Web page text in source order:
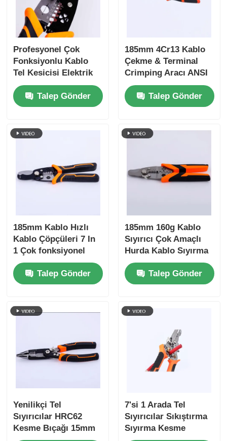
Hakkımızda
Fabrika turu
Teklif isteği
Uzun Burun Pensesi
Yan kesme çivileri
SON KESME PENSELERİ
Kombine makaslar
Fiber Optik Stripper
Profesyonel Çok
Fonksiyonlu Kablo
Tel Kesicisi Elektrik
İşleri için
Talep Gönder
185mm 4Cr13 Kablo
Çekme & Terminal
Crimping Aracı ANSI
HRC 51-55
Talep Gönder
185mm Kablo Hızlı
Kablo Çöpçüleri 7 In
1 Çok fonksiyonel
Kablo Kablo
Çöpçüleri
Çöpçülenme Dolaşım
Araçları
Talep Gönder
185mm 160g Kablo
Sıyırıcı Çok Amaçlı
Hurda Kablo Sıyırma
Tel Kesme Sıkma
Sarma, Bölme El
Aletleri 4Cr13
Talep Gönder
Yenilikçi Tel
Sıyırıcılar HRC62
Kesme Bıçağı 15mm
7'si 1 Arada Tel
Sıyırıcılar Sıkıştırma
Sıyırma Kesme